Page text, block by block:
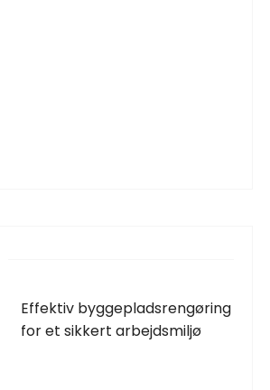
Effektiv byggepladsrengøring
for et sikkert arbejdsmiljø